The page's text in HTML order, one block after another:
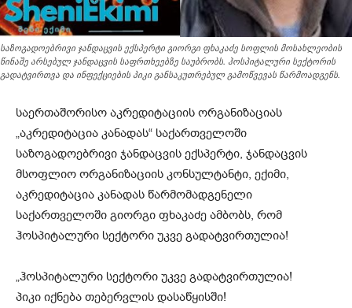
საზოგადოებრივი ჯანდაცვის ექსპერტი გიორგი ფხაკაძე სოფლის მოსახლეობის
წინაშე არსებულ ჯანდაცვის საფრთხეებზე საუბრობს. ჰოსპიტალური სექტორის
გადატვირთვა და ინფექციების პიკი განსაკუთრებულ გამოწვევას წარმოადგენს.
საერთაშორისო აკრედიტაციის ორგანიზაციას
„აკრედიტაცია კანადას“ საქართველოში
საზოგადოებრივი ჯანდაცვის ექსპერტი, ჯანდაცვის
მსოფლიო ორგანიზაციის კონსულტანტი, ექიმი,
აკრედიტაცია კანადას წარმომადგენელი
საქართველოში გიორგი ფხაკაძე ამბობს, რომ
ჰოსპიტალური სექტორი უკვე გადატვირთულია!
„ჰოსპიტალური სექტორი უკვე გადატვირთულია!
პიკი იქნება თებერვლის დასაწყისში!